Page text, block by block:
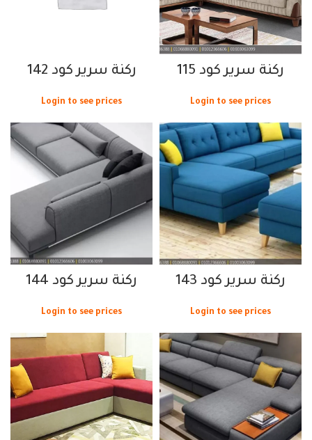
ركنة سرير كود 115
Login to see prices
ركنة سرير كود 142
Login to see prices
ركنة سرير كود 143
Login to see prices
ركنة سرير كود 144
Login to see prices